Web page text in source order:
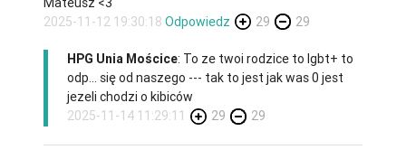
2025-11-12 19:30:18 Odpowiedz 29 29
HPG Unia Mościce: To ze twoi rodzice to lgbt+ to
odp... się od naszego --- tak to jest jak was 0 jest
jezeli chodzi o kibiców
2025-11-14 11:29:11
29 29